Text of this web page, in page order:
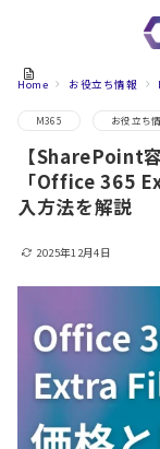
Home お役立ち情報
M365 お役立ち
【SharePoint
「Office 365
入方法を解説
2025年12月4日